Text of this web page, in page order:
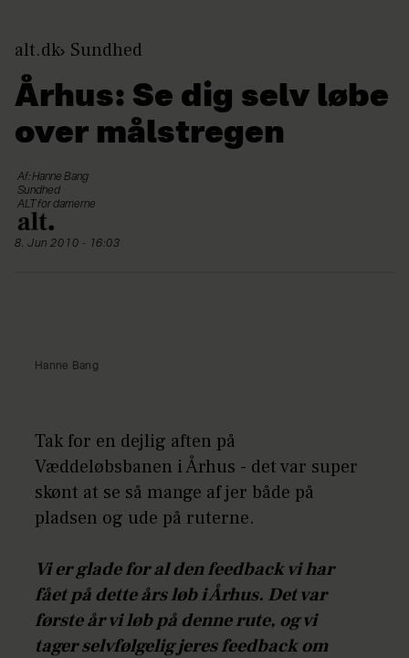
alt.dk Sundhed
Århus: Se dig selv løbe
over målstregen
Af: Hanne Bang
Sundhed
ALT for damerne
8. Jun 2010 - 16:03
Hanne Bang
Tak for en dejlig aften på
Væddeløbsbanen i Århus - det var super
skønt at se så mange af jer både på
pladsen og ude på ruterne.
Vi er glade for al den feedback vi har
fået på dette års løb i Århus. Det var
første år vi løb på denne rute, og vi
tager selvfølgelig jeres feedback om